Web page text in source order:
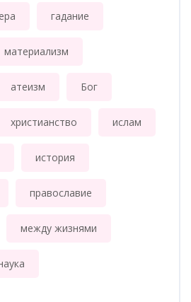
гадание
материализм
атеизм Бог
христианство ислам
история
православие
между жизнями